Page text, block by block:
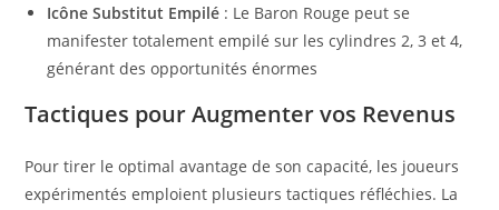
Icône Substitut Empilé : Le Baron Rouge peut se
manifester totalement empilé sur les cylindres 2, 3 et 4,
générant des opportunités énormes
Tactiques pour Augmenter vos Revenus
Pour tirer le optimal avantage de son capacité, les joueurs
expérimentés emploient plusieurs tactiques réfléchies. La